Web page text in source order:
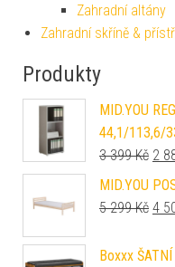
Zahradní altány
Zahradní skříně &
Produkty
MID.YOU
44,1/113,6/
3 399Kč 2
MID.YOU
5 299Kč 4
Boxxx